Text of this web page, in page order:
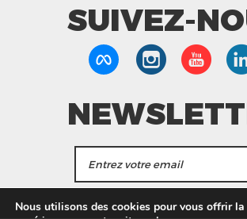
SUIVEZ-
J'accepte de recevoir les
Nous utilisons des cookies pour vous offrir